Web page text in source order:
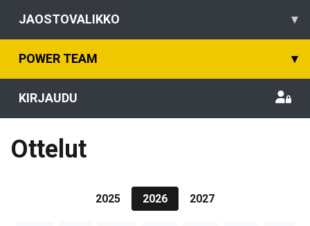
JAOSTOVALIKKO ▾
POWER TEAM ▾
KIRJAUDU
Ottelut
2025 2026 2027